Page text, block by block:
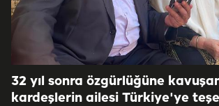
32 yıl sonra özgürlüğüne
kardeşlerin ailesi Türkiye'ye